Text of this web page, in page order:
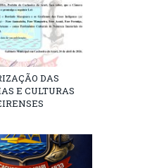
DAS
E CULTURAS